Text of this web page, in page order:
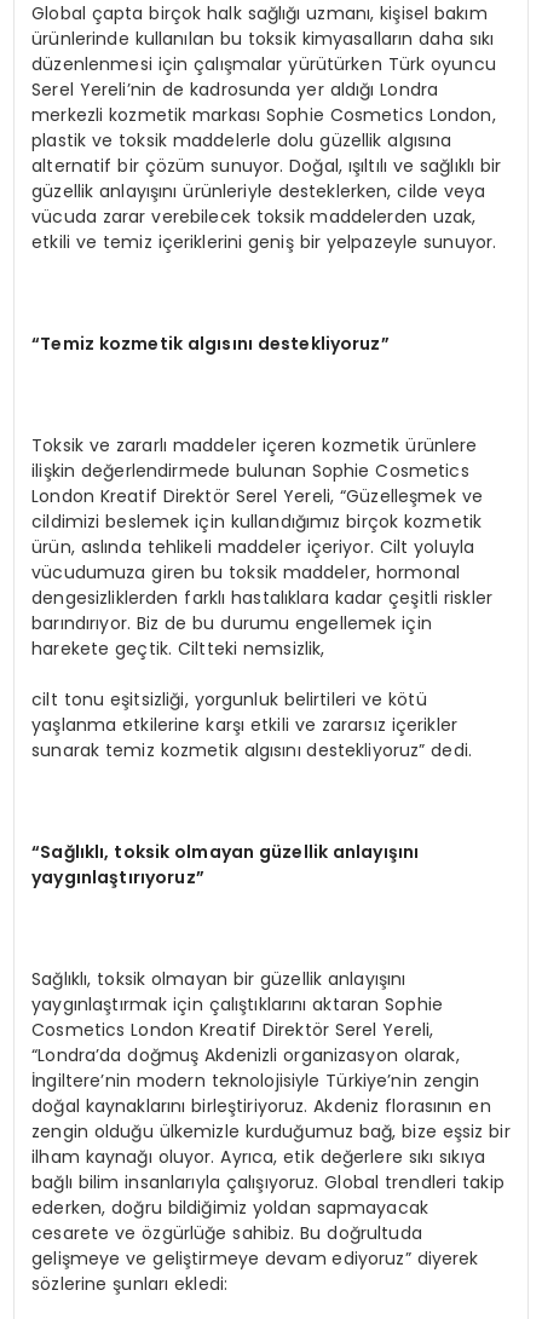
Global çapta birçok halk sağlığı uzmanı, kişisel bakım
ürünlerinde kullanılan bu toksik kimyasalların daha sıkı
düzenlenmesi için çalışmalar yürütürken Türk oyuncu
Serel Yereli’nin de kadrosunda yer aldığı Londra
merkezli kozmetik markası Sophie Cosmetics London,
plastik ve toksik maddelerle dolu güzellik algısına
alternatif bir çözüm sunuyor. Doğal, ışıltılı ve sağlıklı bir
güzellik anlayışını ürünleriyle desteklerken, cilde veya
vücuda zarar verebilecek toksik maddelerden uzak,
etkili ve temiz içeriklerini geniş bir yelpazeyle sunuyor.
“Temiz kozmetik algısını destekliyoruz”
Toksik ve zararlı maddeler içeren kozmetik ürünlere
ilişkin değerlendirmede bulunan Sophie Cosmetics
London Kreatif Direktör Serel Yereli, “Güzelleşmek ve
cildimizi beslemek için kullandığımız birçok kozmetik
ürün, aslında tehlikeli maddeler içeriyor. Cilt yoluyla
vücudumuza giren bu toksik maddeler, hormonal
dengesizliklerden farklı hastalıklara kadar çeşitli riskler
barındırıyor. Biz de bu durumu engellemek için
harekete geçtik. Ciltteki nemsizlik,
cilt tonu eşitsizliği, yorgunluk belirtileri ve kötü
yaşlanma etkilerine karşı etkili ve zararsız içerikler
sunarak temiz kozmetik algısını destekliyoruz” dedi.
“Sağlıklı, toksik olmayan güzellik anlayışını
yaygınlaştırıyoruz”
Sağlıklı, toksik olmayan bir güzellik anlayışını
yaygınlaştırmak için çalıştıklarını aktaran Sophie
Cosmetics London Kreatif Direktör Serel Yereli,
“Londra’da doğmuş Akdenizli organizasyon olarak,
İngiltere’nin modern teknolojisiyle Türkiye’nin zengin
doğal kaynaklarını birleştiriyoruz. Akdeniz florasının en
zengin olduğu ülkemizle kurduğumuz bağ, bize eşsiz bir
ilham kaynağı oluyor. Ayrıca, etik değerlere sıkı sıkıya
bağlı bilim insanlarıyla çalışıyoruz. Global trendleri takip
ederken, doğru bildiğimiz yoldan sapmayacak
cesarete ve özgürlüğe sahibiz. Bu doğrultuda
gelişmeye ve geliştirmeye devam ediyoruz” diyerek
sözlerine şunları ekledi: